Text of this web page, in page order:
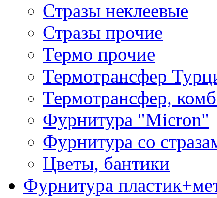
Стразы неклеевые
Стразы прочие
Термо прочие
Термотрансфер
Термотрансфер,
Фурнитура "Micron"
Фурнитура со
Цветы, бантики
Фурнитура